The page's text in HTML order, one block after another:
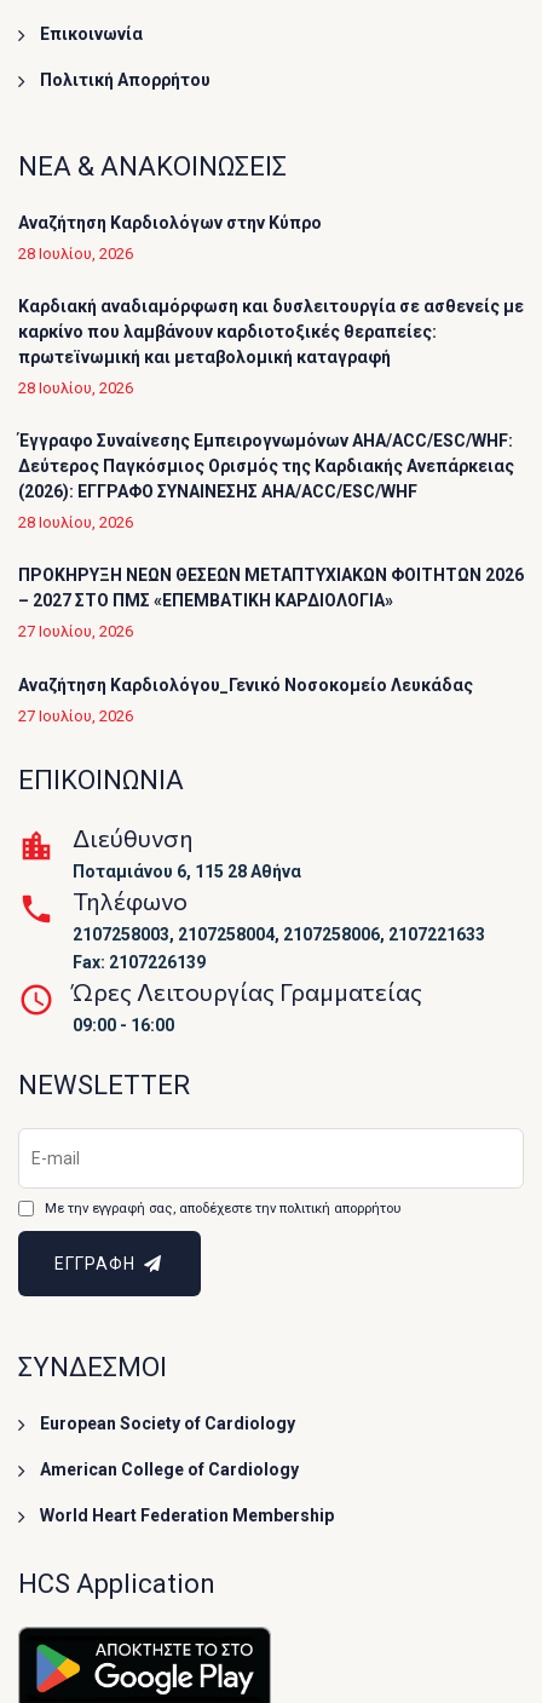
Επικοινωνία
Πολιτική Απορρήτου
ΝΕΑ & ΑΝΑΚΟΙΝΩΣΕΙΣ
Αναζήτηση Καρδιολόγων στην Κύπρο
28 Ιουλίου, 2026
Καρδιακή αναδιαμόρφωση και δυσλειτουργία σε ασθενείς με
καρκίνο που λαμβάνουν καρδιοτοξικές θεραπείες:
πρωτεϊνωμική και μεταβολομική καταγραφή
28 Ιουλίου, 2026
Έγγραφο Συναίνεσης Εμπειρογνωμόνων AHA/ACC/ESC/WHF:
Δεύτερος Παγκόσμιος Ορισμός της Καρδιακής Ανεπάρκειας
(2026): ΕΓΓΡΑΦΟ ΣΥΝΑΙΝΕΣΗΣ AHA/ACC/ESC/WHF
28 Ιουλίου, 2026
ΠΡΟΚΗΡΥΞΗ ΝΕΩΝ ΘΕΣΕΩΝ ΜΕΤΑΠΤΥΧΙΑΚΩΝ ΦΟΙΤΗΤΩΝ 2026
– 2027 ΣΤΟ ΠΜΣ «ΕΠΕΜΒΑΤΙΚΗ ΚΑΡΔΙΟΛΟΓΙΑ»
27 Ιουλίου, 2026
Αναζήτηση Καρδιολόγου_Γενικό Νοσοκομείο Λευκάδας
27 Ιουλίου, 2026
ΕΠΙΚΟΙΝΩΝΙΑ
Διεύθυνση
Ποταμιάνου 6, 115 28 Αθήνα
Τηλέφωνο
2107258003, 2107258004, 2107258006, 2107221633
Fax: 2107226139
Ώρες Λειτουργίας Γραμματείας
09:00 - 16:00
NEWSLETTER
Με την εγγραφή σας, αποδέχεστε την πολιτική απορρήτου
ΕΓΓΡΑΦΗ
ΣΥΝΔΕΣΜΟΙ
European Society of Cardiology
American College of Cardiology
World Heart Federation Membership
HCS Application